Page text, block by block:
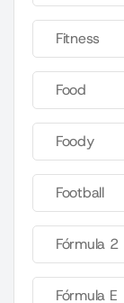
Fitness
Food
Foody
Football
Fórmula 2
Fórmula E